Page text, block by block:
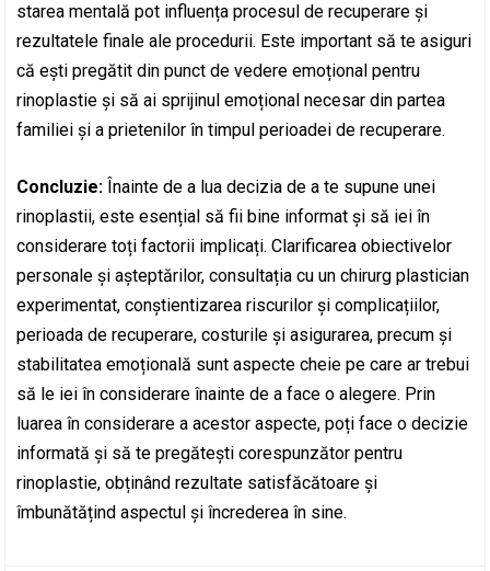
starea mentală pot influența procesul de recuperare și
rezultatele finale ale procedurii. Este important să te asiguri
că ești pregătit din punct de vedere emoțional pentru
rinoplastie și să ai sprijinul emoțional necesar din partea
familiei și a prietenilor în timpul perioadei de recuperare.
Concluzie: Înainte de a lua decizia de a te supune unei
rinoplastii, este esențial să fii bine informat și să iei în
considerare toți factorii implicați. Clarificarea obiectivelor
personale și așteptărilor, consultația cu un chirurg plastician
experimentat, conștientizarea riscurilor și complicațiilor,
perioada de recuperare, costurile și asigurarea, precum și
stabilitatea emoțională sunt aspecte cheie pe care ar trebui
să le iei în considerare înainte de a face o alegere. Prin
luarea în considerare a acestor aspecte, poți face o decizie
informată și să te pregătești corespunzător pentru
rinoplastie, obținând rezultate satisfăcătoare și
îmbunătățind aspectul și încrederea în sine.